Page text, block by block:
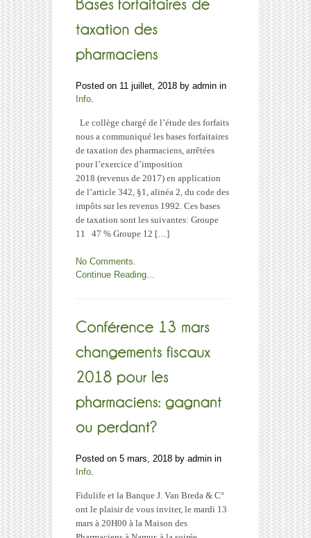
d’abréviation
société
01/01/2020
Posted on 11 juillet, 2018 by admin in
Info.
Le collège chargé de l’étude des forfaits
nous a communiqué les bases forfaitaires
de taxation des pharmaciens, arrêtées
pour l’exercice d’imposition
2018 (revenus de 2017) en application
de l’article 342, §1, alinéa 2, du code des
impôts sur les revenus 1992. Ces bases
de taxation sont les suivantes: Groupe
11 47 % Groupe 12 […]
No Comments.
Continue Reading...
Posted on 5 mars, 2018 by admin in
Info.
Fidulife et la Banque J. Van Breda & C°
ont le plaisir de vous inviter, le mardi 13
mars à 20H00 à la Maison des